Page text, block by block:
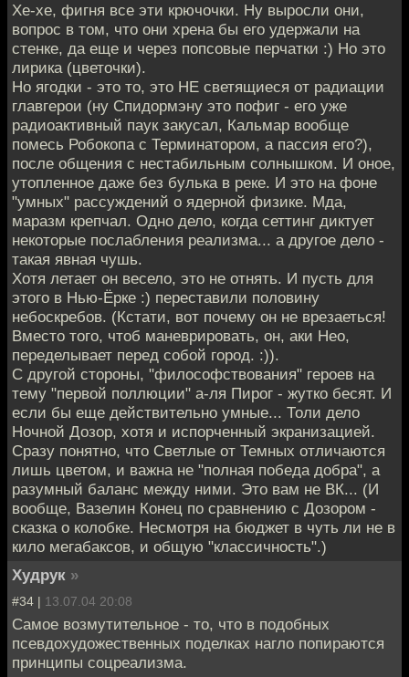
Хе-хе, фигня все эти крючочки. Ну выросли они,
вопрос в том, что они хрена бы его удержали на
стенке, да еще и через попсовые перчатки :) Но это
лирика (цветочки).
Но ягодки - это то, это НЕ светящиеся от радиации
главгерои (ну Спидормэну это пофиг - его уже
радиоактивный паук закусал, Кальмар вообще
помесь Робокопа с Терминатором, а пассия его?),
после общения с нестабильным солнышком. И оное,
утопленное даже без булька в реке. И это на фоне
"умных" рассуждений о ядерной физике. Мда,
маразм крепчал. Одно дело, когда сеттинг диктует
некоторые послабления реализма... а другое дело -
такая явная чушь.
Хотя летает он весело, это не отнять. И пусть для
этого в Нью-Ёрке :) переставили половину
небоскребов. (Кстати, вот почему он не врезаеться!
Вместо того, чтоб маневрировать, он, аки Нео,
переделывает перед собой город. :)).
С другой стороны, "философствования" героев на
тему "первой поллюции" а-ля Пирог - жутко бесят. И
если бы еще действительно умные... Толи дело
Ночной Дозор, хотя и испорченный экранизацией.
Сразу понятно, что Светлые от Темных отличаются
лишь цветом, и важна не "полная победа добра", а
разумный баланс между ними. Это вам не ВК... (И
вообще, Вазелин Конец по сравнению с Дозором -
сказка о колобке. Несмотря на бюджет в чуть ли не в
кило мегабаксов, и общую "классичность".)
Худрук »
#34 | 13.07.04 20:08
Самое возмутительное - то, что в подобных
псевдохудожественных поделках нагло попираются
принципы соцреализма.